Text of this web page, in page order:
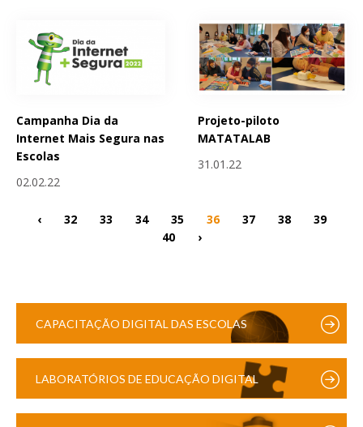
Campanha Dia da
Internet Mais Segura nas
Escolas
02.02.22
Projeto-piloto
MATATALAB
31.01.22
‹ 32 33 34 35 36 37 38
39
40
›
CAPACITAÇÃO DIGITAL DAS ESCOLAS
LABORATÓRIOS DE EDUCAÇÃO DIGITAL